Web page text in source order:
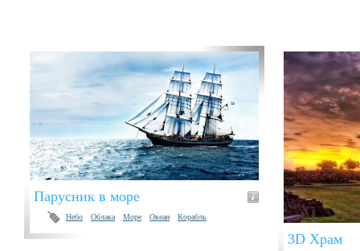
Парусник в море
Небо Облака Море Океан Корабль
3D Храм